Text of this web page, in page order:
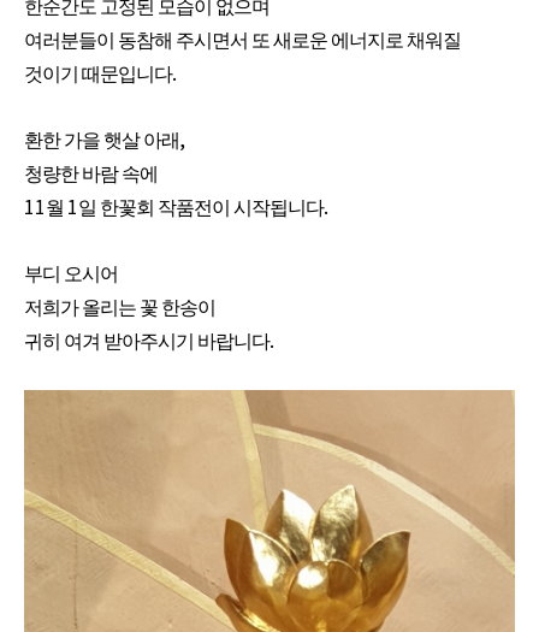
한순간도 고정된 모습이 없으며
여러분들이 동참해 주시면서 또 새로운 에너지로 채워질
것이기 때문입니다.
환한 가을 햇살 아래,
청량한 바람 속에
11월 1일 한꽃회 작품전이 시작됩니다.
부디 오시어
저희가 올리는 꽃 한송이
귀히 여겨 받아주시기 바랍니다.